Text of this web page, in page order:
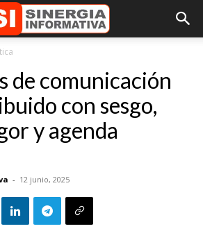
de comunicación
con sesgo,
y agenda
- 12 junio, 2025